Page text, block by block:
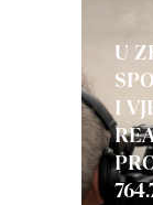
U
I